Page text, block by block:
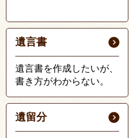
遺言書
遺言書を作成したいが、
書き方がわからない。
遺留分